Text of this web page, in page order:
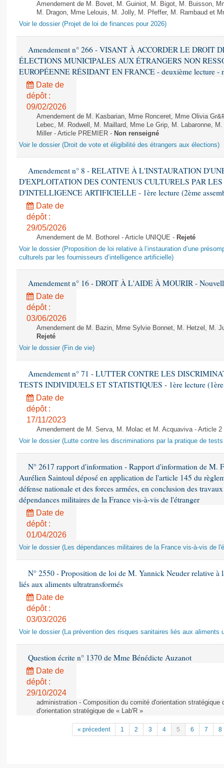
Amendement de M. Bovet, M. Guiniot, M. Bigot, M. Buisson,
M. Dragon, Mme Lelouis, M. Jolly, M. Pfeffer, M. Rambaud et
Voir le dossier (Projet de loi de finances pour 2026)
Amendement n° 266 - VISANT À ACCORDER LE DROIT
ÉLECTIONS MUNICIPALES AUX ÉTRANGERS NON
EUROPÉENNE RÉSIDANT EN FRANCE - deuxième lecture -
Date de
dépôt :
09/02/2026
Amendement de M. Kasbarian, Mme Ronceret, Mme Olivia
Lebec, M. Rodwell, M. Maillard, Mme Le Grip, M. Labaronne,
Miller - Article PREMIER - Non renseigné
Voir le dossier (Droit de vote et éligibilité des étrangers aux élections)
Amendement n° 8 - RELATIVE À L'INSTAURATION
D'EXPLOITATION DES CONTENUS CULTURELS PAR LES
D'INTELLIGENCE ARTIFICIELLE - 1ère lecture (2ème
Date de
dépôt :
29/05/2026
Amendement de M. Bothorel - Article UNIQUE - Rejeté
Voir le dossier (Proposition de loi relative à l’instauration d’une
culturels par les fournisseurs d’intelligence artificielle)
Amendement n° 16 - DROIT À L'AIDE À MOURIR -
Date de
dépôt :
03/06/2026
Amendement de M. Bazin, Mme Sylvie Bonnet, M. Hetzel, M.
Rejeté
Voir le dossier (Fin de vie)
Amendement n° 71 - LUTTER CONTRE LES
TESTS INDIVIDUELS ET STATISTIQUES - 1ère lecture (1ère
Date de
dépôt :
17/11/2023
Amendement de M. Serva, M. Molac et M. Acquaviva - Article
Voir le dossier (Lutte contre les discriminations par la pratique de
N° 2617 rapport d'information - Rapport d'information de M.
Aurélien Saintoul déposé en application de l'article 145 du
défense nationale et des forces armées, en conclusion des
dépendances militaires de la France vis-à-vis de l'étranger
Date de
dépôt :
01/04/2026
Voir le dossier (Les dépendances militaires de la France vis-à-vis de
N° 2550 - Proposition de loi de M. Yannick Neuder relative à
liés aux aliments ultratransformés
Date de
dépôt :
03/03/2026
Voir le dossier (La prévention des risques sanitaires liés aux aliments
Question écrite n° 1370 de Mme Bénédicte Auzanot
Date de
dépôt :
29/10/2024
administration - Composition du comité d'orientation stratégique
d'orientation stratégique de « Lab'R »
« précedent 1 2 3 4 5 6 7 8